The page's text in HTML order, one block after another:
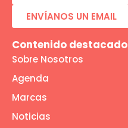
ENVÍANOS UN EMAIL
Contenido destacado
Sobre Nosotros
Agenda
Marcas
Noticias